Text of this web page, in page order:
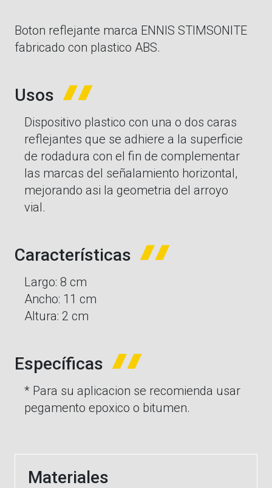
Boton reflejante marca ENNIS STIMSONITE
fabricado con plastico ABS.
Usos
Dispositivo plastico con una o dos caras
reflejantes que se adhiere a la superficie
de rodadura con el fin de complementar
las marcas del señalamiento horizontal,
mejorando asi la geometria del arroyo
vial.
Características
Largo: 8 cm
Ancho: 11 cm
Altura: 2 cm
Específicas
* Para su aplicacion se recomienda usar
pegamento epoxico o bitumen.
Materiales